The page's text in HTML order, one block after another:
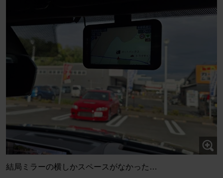
結局ミラーの横しかスペースがなかった…